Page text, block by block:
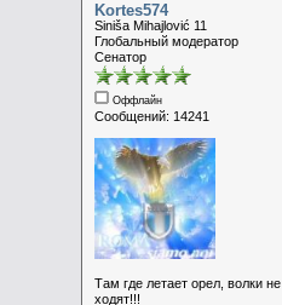
Kortes574
Siniša Mihajlović 11
Глобальный модератор
Сенатор
Оффлайн
Сообщений: 14241
Там где летает орел, волки не
ходят!!!